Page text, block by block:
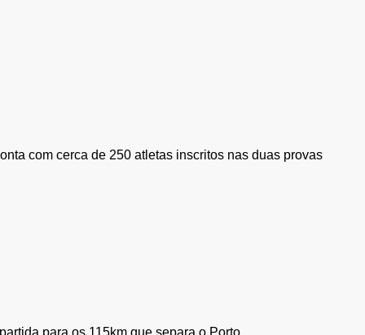
com cerca de 250 atletas inscritos nas duas provas